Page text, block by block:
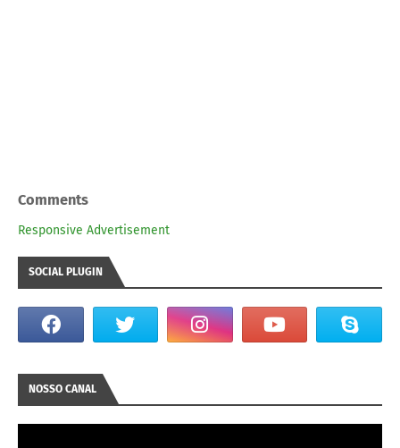
Comments
Responsive Advertisement
SOCIAL PLUGIN
NOSSO CANAL